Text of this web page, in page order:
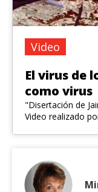
Video
El virus de
como virus
"Disertación de
Video realizado